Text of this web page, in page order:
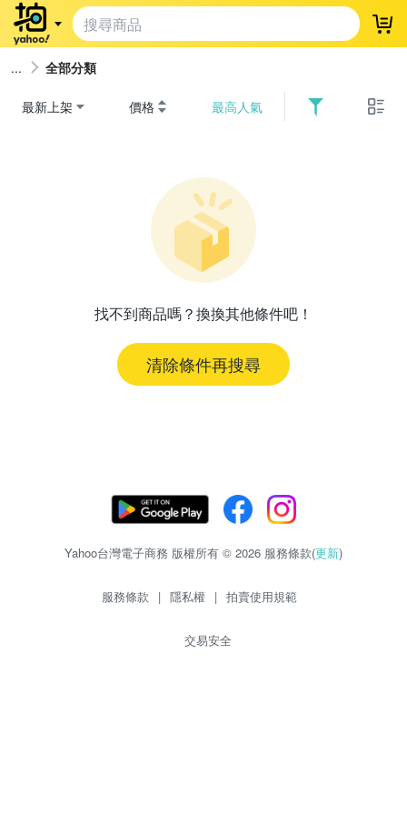
登
全部分類
最新上架 價格 最高人氣
找不到商品嗎？換換其他條件吧！
清除條件再搜尋
Yahoo台灣電子商務 版權所有 © 2026 服務條款(更新)
服務條款 | 隱私權 | 拍賣使用規範
交易安全